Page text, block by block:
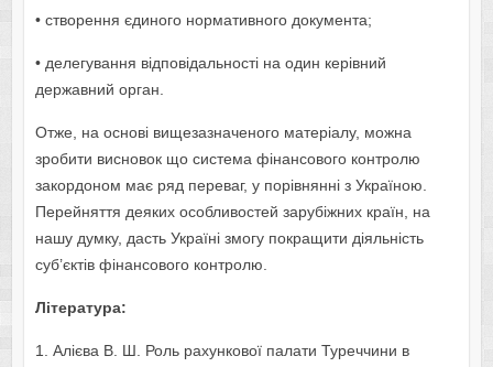
• створення єдиного нормативного документа;
• делегування відповідальності на один керівний
державний орган.
Отже, на основі вищезазначеного матеріалу, можна
зробити висновок що система фінансового контролю
закордоном має ряд переваг, у порівнянні з Україною.
Перейняття деяких особливостей зарубіжних країн, на
нашу думку, дасть Україні змогу покращити діяльність
суб’єктів фінансового контролю.
Література:
1. Алієва В. Ш. Роль рахункової палати Туреччини в